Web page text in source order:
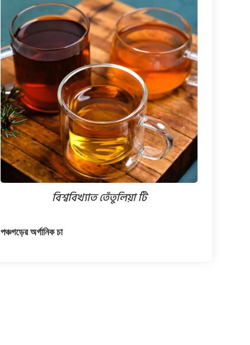
বিশ্ববিখ্যাত তেঁতুলিয়া টি
পঞ্চগড়ের অর্গানিক চা